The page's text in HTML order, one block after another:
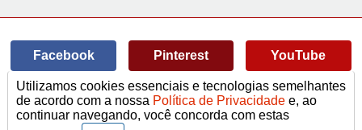
Frases de Arrependimento
Frases de Atitude
Frases de Azar
Facebook Pinterest YouTube
© Copyright 2014-2022A Frase.
Termos de Uso / Privacidade
Frases
Vídeos
Utilizamos cookies essenciais e tecnologias semelhantes
de acordo com a nossa Política de Privacidade e, ao
continuar navegando, você concorda com estas